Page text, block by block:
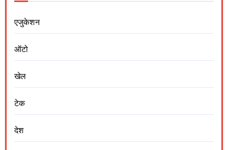
एजुकेशन
ऑटो
खेल
टेक
देश